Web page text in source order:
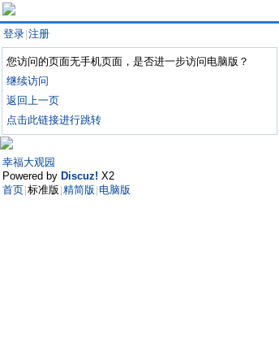
登录 注册
您访问的页面无手机页面，是否进一步访问电脑版？
继续访问
返回上一页
点击此链接进行跳转
幸福大观园
Powered by Discuz! X2
首页 标准版 精简版 电脑版